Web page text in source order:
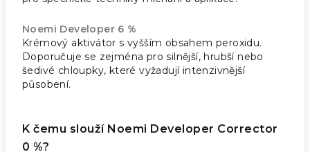
Noemi Developer 6 %
Krémový aktivátor s vyšším obsahem peroxidu.
Doporučuje se zejména pro silnější, hrubší nebo
šedivé chloupky, které vyžadují intenzivnější
působení.
K čemu slouží Noemi Developer Corrector
0 %?